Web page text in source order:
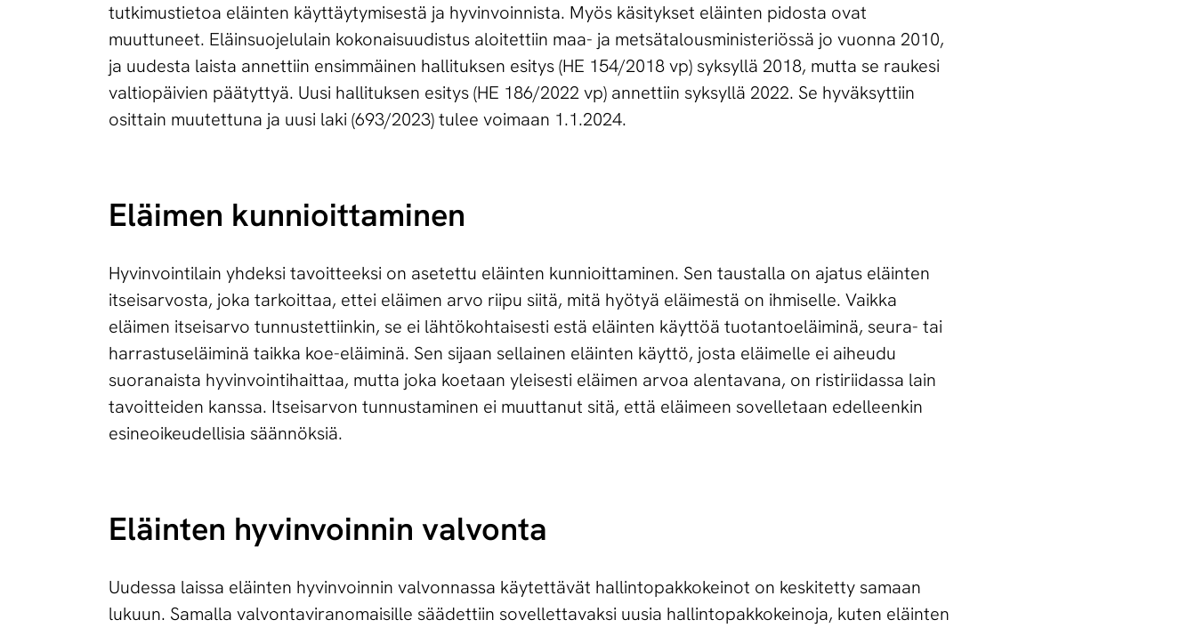
tutkimustietoa eläinten käyttäytymisestä ja hyvinvoinnista. Myös käsitykset eläinten pidosta ovat
muuttuneet. Eläinsuojelulain kokonaisuudistus aloitettiin maa- ja metsätalousministeriössä jo vuonna 2010,
ja uudesta laista annettiin ensimmäinen hallituksen esitys (HE 154/2018 vp) syksyllä 2018, mutta se raukesi
valtiopäivien päätyttyä. Uusi hallituksen esitys (HE 186/2022 vp) annettiin syksyllä 2022. Se hyväksyttiin
osittain muutettuna ja uusi laki (693/2023) tulee voimaan 1.1.2024.
Eläimen kunnioittaminen
Hyvinvointilain yhdeksi tavoitteeksi on asetettu eläinten kunnioittaminen. Sen taustalla on ajatus eläinten
itseisarvosta, joka tarkoittaa, ettei eläimen arvo riipu siitä, mitä hyötyä eläimestä on ihmiselle. Vaikka
eläimen itseisarvo tunnustettiinkin, se ei lähtökohtaisesti estä eläinten käyttöä tuotantoeläiminä, seura- tai
harrastuseläiminä taikka koe-eläiminä. Sen sijaan sellainen eläinten käyttö, josta eläimelle ei aiheudu
suoranaista hyvinvointihaittaa, mutta joka koetaan yleisesti eläimen arvoa alentavana, on ristiriidassa lain
tavoitteiden kanssa. Itseisarvon tunnustaminen ei muuttanut sitä, että eläimeen sovelletaan edelleenkin
esineoikeudellisia säännöksiä.
Eläinten hyvinvoinnin valvonta
Uudessa laissa eläinten hyvinvoinnin valvonnassa käytettävät hallintopakkokeinot on keskitetty samaan
lukuun. Samalla valvontaviranomaisille säädettiin sovellettavaksi uusia hallintopakkokeinoja, kuten eläinten